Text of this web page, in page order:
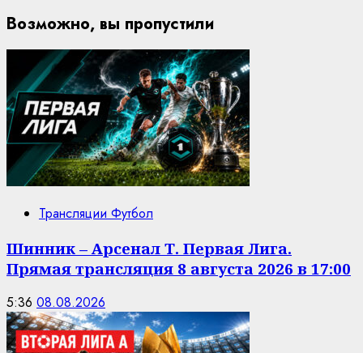
Возможно, вы пропустили
Трансляции Футбол
Шинник – Арсенал Т. Первая Лига.
Прямая трансляция 8 августа 2026 в 17:00
5:36 08.08.2026